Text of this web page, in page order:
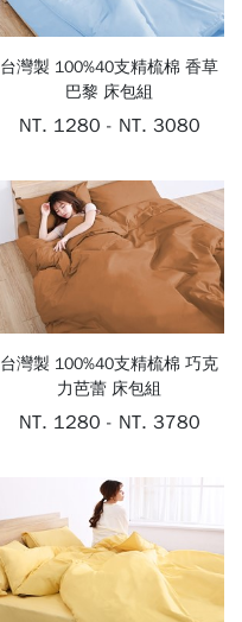
台灣製 100%40支精梳棉 香草
巴黎 床包組
NT. 1280 - NT. 3080
台灣製 100%40支精梳棉 巧克
力芭蕾 床包組
NT. 1280 - NT. 3780